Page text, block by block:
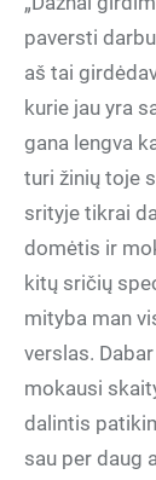
paversti
aš tai
kurie jau yra
gana lengva
turi žinių toje
srityje tikrai
domėtis ir
kitų sričių
mityba man
verslas.
mokausi
dalintis
sau per daug